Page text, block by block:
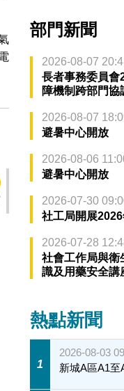
部門新聞
2026-08-07
長者事務委員會
障機制跨部門
2026-08-07
避暑中心開放
2026-08-06
避暑中心開放
2026-07-30
社工局開展
2026-07-28
社會工作局與衛
識及用藥安全講
熱點新聞
1
2026-08-03
新城A區A1